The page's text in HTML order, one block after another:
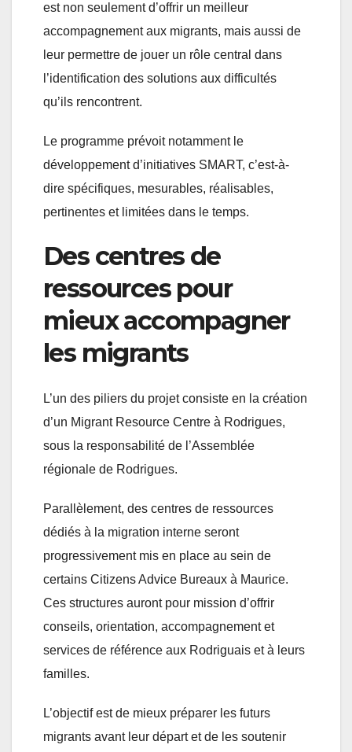
est non seulement d’offrir un meilleur
accompagnement aux migrants, mais aussi de
leur permettre de jouer un rôle central dans
l’identification des solutions aux difficultés
qu’ils rencontrent.
Le programme prévoit notamment le
développement d’initiatives SMART, c’est-à-
dire spécifiques, mesurables, réalisables,
pertinentes et limitées dans le temps.
Des centres de
ressources pour
mieux accompagner
les migrants
L’un des piliers du projet consiste en la création
d’un Migrant Resource Centre à Rodrigues,
sous la responsabilité de l’Assemblée
régionale de Rodrigues.
Parallèlement, des centres de ressources
dédiés à la migration interne seront
progressivement mis en place au sein de
certains Citizens Advice Bureaux à Maurice.
Ces structures auront pour mission d’offrir
conseils, orientation, accompagnement et
services de référence aux Rodriguais et à leurs
familles.
L’objectif est de mieux préparer les futurs
migrants avant leur départ et de les soutenir